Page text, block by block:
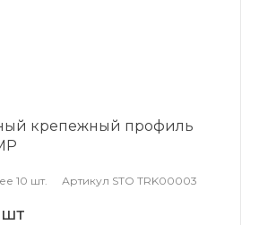
крепежный профиль
10 шт. Артикул STO TRK00003